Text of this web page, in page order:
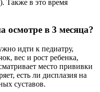
Также в это время
осмотре в 3 месяца?
идти к педиатру,
вес и рост ребенка,
место прививки
есть ли дисплазия на
суставов.